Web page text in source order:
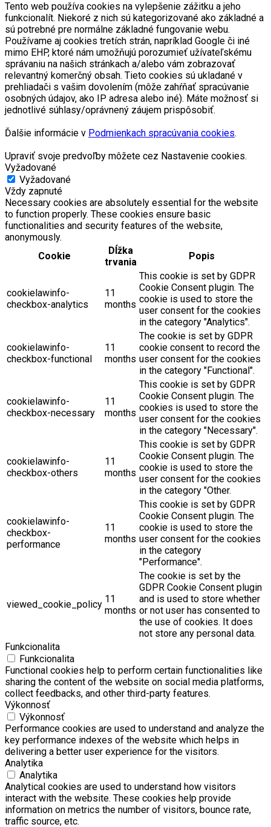
Tento web používa cookies na vylepšenie zážitku a jeho
funkcionalít. Niekoré z nich sú kategorizované ako základné a
sú potrebné pre normálne základné fungovanie webu.
Používame aj cookies tretích strán, napríklad Google či iné
mimo EHP, ktoré nám umožňujú porozumieť užívateľskému
správaniu na našich stránkach a/alebo vám zobrazovať
relevantný komerčný obsah. Tieto cookies sú ukladané v
prehliadači s vašim dovolením (môže zahŕňať spracúvanie
osobných údajov, ako IP adresa alebo iné). Máte možnosť si
jednotlivé súhlasy/oprávnený záujem prispôsobiť.
Ďalšie informácie v Podmienkach spracúvania cookies.
Upraviť svoje predvoľby môžete cez Nastavenie cookies.
Vyžadované
Vyžadované
Vždy zapnuté
Necessary cookies are absolutely essential for the website
to function properly. These cookies ensure basic
functionalities and security features of the website,
anonymously.
Cookie
Dĺžka
trvania
Popis
cookielawinfo-
checkbox-analytics
11
months
This cookie is set by GDPR
Cookie Consent plugin. The
cookie is used to store the
user consent for the cookies
in the category "Analytics".
cookielawinfo-
checkbox-functional
11
months
The cookie is set by GDPR
cookie consent to record the
user consent for the cookies
in the category "Functional".
cookielawinfo-
checkbox-necessary
11
months
This cookie is set by GDPR
Cookie Consent plugin. The
cookies is used to store the
user consent for the cookies
in the category "Necessary".
cookielawinfo-
checkbox-others
11
months
This cookie is set by GDPR
Cookie Consent plugin. The
cookie is used to store the
user consent for the cookies
in the category "Other.
cookielawinfo-
checkbox-
performance
11
months
This cookie is set by GDPR
Cookie Consent plugin. The
cookie is used to store the
user consent for the cookies
in the category
"Performance".
viewed_cookie_policy 11
months
The cookie is set by the
GDPR Cookie Consent plugin
and is used to store whether
or not user has consented to
the use of cookies. It does
not store any personal data.
Funkcionalita
Funkcionalita
Functional cookies help to perform certain functionalities like
sharing the content of the website on social media platforms,
collect feedbacks, and other third-party features.
Výkonnosť
Výkonnosť
Performance cookies are used to understand and analyze the
key performance indexes of the website which helps in
delivering a better user experience for the visitors.
Analytika
Analytika
Analytical cookies are used to understand how visitors
interact with the website. These cookies help provide
information on metrics the number of visitors, bounce rate,
traffic source, etc.